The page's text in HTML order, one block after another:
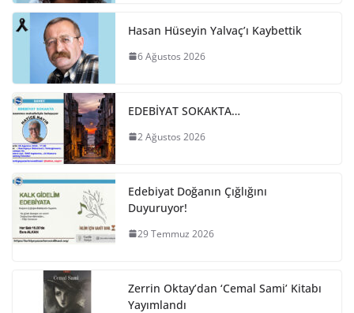
Hasan Hüseyin Yalvaç’ı Kaybettik
6 Ağustos 2026
EDEBİYAT SOKAKTA…
2 Ağustos 2026
Edebiyat Doğanın Çığlığını
Duyuruyor!
29 Temmuz 2026
Zerrin Oktay’dan ‘Cemal Sami’ Kitabı
Yayımlandı